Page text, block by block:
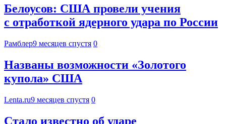
Белоусов: США провели учения
с отработкой ядерного удара по России
Рамблер9 месяцев спустя 0
Названы возможности «Золотого
купола» США
Lenta.ru9 месяцев спустя 0
Стало известно об ударе